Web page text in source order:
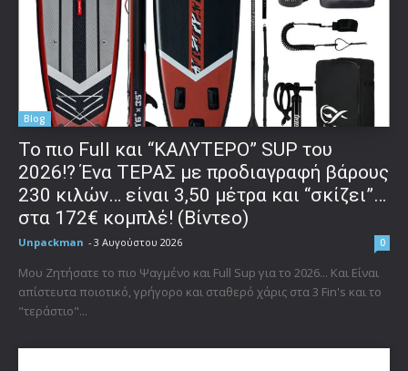
Blog
To πιο Full και “ΚΑΛΥΤΕΡΟ” SUP του
2026!? Ένα ΤΕΡΑΣ με προδιαγραφή βάρους
230 κιλών… είναι 3,50 μέτρα και “σκίζει”…
στα 172€ κομπλέ! (Βίντεο)
Unpackman - 3 Αυγούστου 2026 0
Μου Ζητήσατε το πιο Ψαγμένο και Full Sup για το 2026... Και Είναι
απίστευτα ποιοτικό, γρήγορο και σταθερό χάρις στα 3 Fin's και το
"τεράστιο"...